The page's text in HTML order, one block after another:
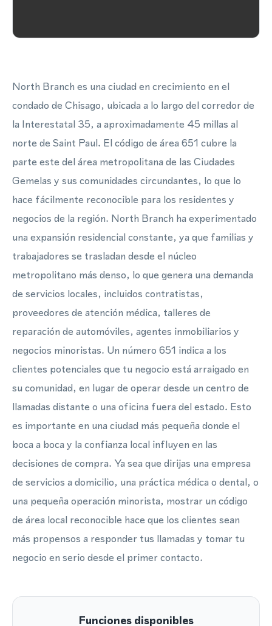
North Branch es una ciudad en crecimiento en el
condado de Chisago, ubicada a lo largo del corredor de
la Interestatal 35, a aproximadamente 45 millas al
norte de Saint Paul. El código de área 651 cubre la
parte este del área metropolitana de las Ciudades
Gemelas y sus comunidades circundantes, lo que lo
hace fácilmente reconocible para los residentes y
negocios de la región. North Branch ha experimentado
una expansión residencial constante, ya que familias y
trabajadores se trasladan desde el núcleo
metropolitano más denso, lo que genera una demanda
de servicios locales, incluidos contratistas,
proveedores de atención médica, talleres de
reparación de automóviles, agentes inmobiliarios y
negocios minoristas. Un número 651 indica a los
clientes potenciales que tu negocio está arraigado en
su comunidad, en lugar de operar desde un centro de
llamadas distante o una oficina fuera del estado. Esto
es importante en una ciudad más pequeña donde el
boca a boca y la confianza local influyen en las
decisiones de compra. Ya sea que dirijas una empresa
de servicios a domicilio, una práctica médica o dental, o
una pequeña operación minorista, mostrar un código
de área local reconocible hace que los clientes sean
más propensos a responder tus llamadas y tomar tu
negocio en serio desde el primer contacto.
Funciones disponibles